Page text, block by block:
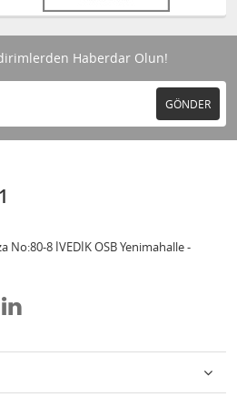
Haberdar Olun!
GÖNDER
No:80-8 İVEDİK OSB Yenimahalle -